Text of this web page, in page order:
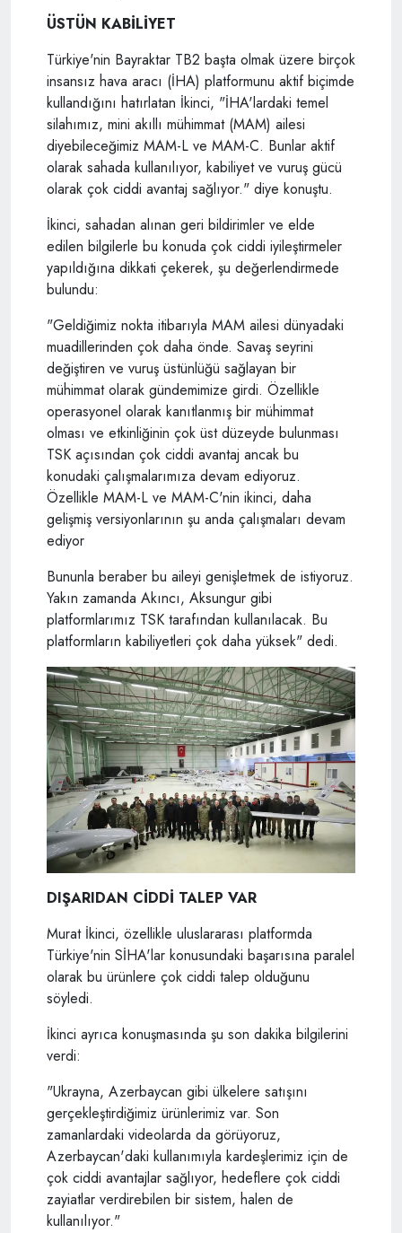
ÜSTÜN KABİLİYET
Türkiye'nin Bayraktar TB2 başta olmak üzere birçok
insansız hava aracı (İHA) platformunu aktif biçimde
kullandığını hatırlatan İkinci, "İHA'lardaki temel
silahımız, mini akıllı mühimmat (MAM) ailesi
diyebileceğimiz MAM-L ve MAM-C. Bunlar aktif
olarak sahada kullanılıyor, kabiliyet ve vuruş gücü
olarak çok ciddi avantaj sağlıyor." diye konuştu.
İkinci, sahadan alınan geri bildirimler ve elde
edilen bilgilerle bu konuda çok ciddi iyileştirmeler
yapıldığına dikkati çekerek, şu değerlendirmede
bulundu:
"Geldiğimiz nokta itibarıyla MAM ailesi dünyadaki
muadillerinden çok daha önde. Savaş seyrini
değiştiren ve vuruş üstünlüğü sağlayan bir
mühimmat olarak gündemimize girdi. Özellikle
operasyonel olarak kanıtlanmış bir mühimmat
olması ve etkinliğinin çok üst düzeyde bulunması
TSK açısından çok ciddi avantaj ancak bu
konudaki çalışmalarımıza devam ediyoruz.
Özellikle MAM-L ve MAM-C'nin ikinci, daha
gelişmiş versiyonlarının şu anda çalışmaları devam
ediyor
Bununla beraber bu aileyi genişletmek de istiyoruz.
Yakın zamanda Akıncı, Aksungur gibi
platformlarımız TSK tarafından kullanılacak. Bu
platformların kabiliyetleri çok daha yüksek" dedi.
DIŞARIDAN CİDDİ TALEP VAR
Murat İkinci, özellikle uluslararası platformda
Türkiye'nin SİHA'lar konusundaki başarısına paralel
olarak bu ürünlere çok ciddi talep olduğunu
söyledi.
İkinci ayrıca konuşmasında şu son dakika bilgilerini
verdi:
"Ukrayna, Azerbaycan gibi ülkelere satışını
gerçekleştirdiğimiz ürünlerimiz var. Son
zamanlardaki videolarda da görüyoruz,
Azerbaycan'daki kullanımıyla kardeşlerimiz için de
çok ciddi avantajlar sağlıyor, hedeflere çok ciddi
zayiatlar verdirebilen bir sistem, halen de
kullanılıyor."